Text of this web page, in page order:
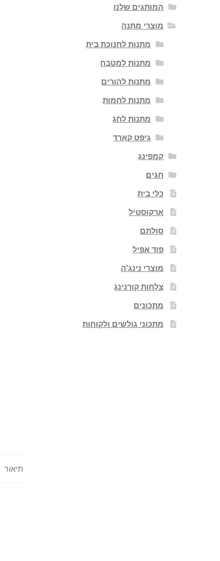
תיאור
המותגים שלנו
מוצרי מתנה
מתנות לחנוכת בית
מתנות למטבח
מתנות להורים
מתנות לחמות
מתנות לחג
גיפט קארד
קמפינג
חגים
כלי בית
ארקוסטיל
סולתם
פוד אפיל
מוצרי נינג'ה
צלחות קורנינג
מתכונים
מתכוני גולשים ולקוחות